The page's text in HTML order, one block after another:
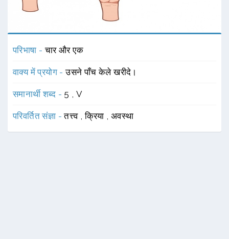
परिभाषा -चार और एक
वाक्य में प्रयोग -उसने पाँच केले खरीदे।
समानार्थी शब्द - 5 ,V
परिवर्तित संज्ञा -तत्त्व ,क्रिया , अवस्था